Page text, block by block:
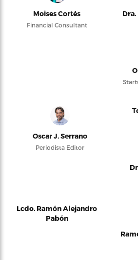
Moises Cortés
Financial Consultant
Oscar J. Serrano
Periodista Editor
Lcdo. Ramón Alejandro
Pabón